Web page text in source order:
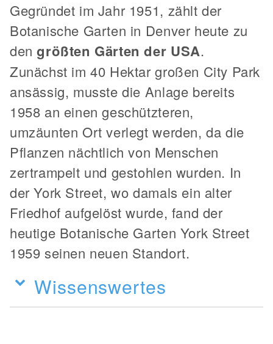
Gegründet im Jahr 1951, zählt der
Botanische Garten in Denver heute zu
dengrößten Gärten der USA.
Zunächst im 40 Hektar großen City Park
ansässig, musste die Anlage bereits
1958 an einen geschützteren,
umzäunten Ort verlegt werden, da die
Pflanzen nächtlich von Menschen
zertrampelt und gestohlen wurden. In
der York Street, wo damals ein alter
Friedhof aufgelöst wurde, fand der
heutige Botanische Garten York Street
1959 seinen neuen Standort.
Wissenswertes